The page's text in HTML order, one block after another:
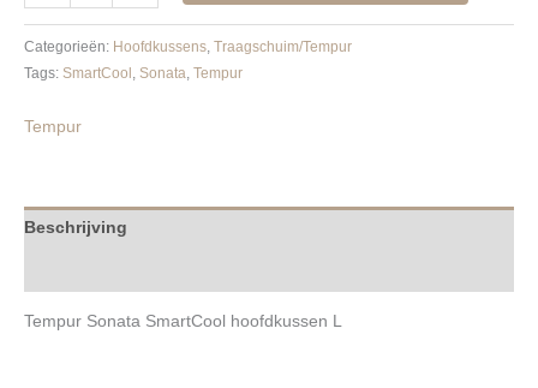
Categorieën: Hoofdkussens Traagschuim/Tempur
Tags: SmartCool Sonata Tempur
Tempur
Beschrijving
Tempur Sonata SmartCool hoofdkussen L